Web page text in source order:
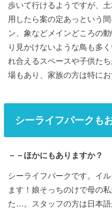
歩いて行けるようですが、
用したら案の定あっという
ン、象などメインどころの
り見かけないような鳥も多
れ合えるスペースや子供た
場もあり、家族の方は特にお
シーライフパークも
－－ほかにもありますか？
シーライフパークです。イ
ます！娘そっちのけで母の
た…。スタッフの方は日本